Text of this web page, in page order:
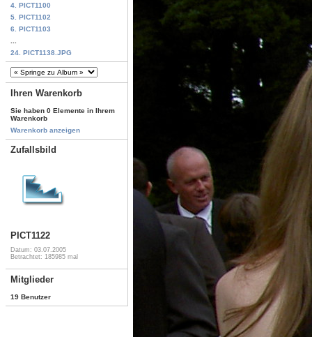
4. PICT1100
5. PICT1102
6. PICT1103
24. PICT1138.JPG
Ihren Warenkorb
Sie haben 0 Elemente in Ihrem
Warenkorb
Warenkorb anzeigen
Zufallsbild
PICT1122
Datum: 03.07.2005
Betrachtet: 185985 mal
Mitglieder
19 Benutzer